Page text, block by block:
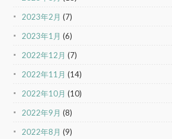
2023年2月 (7)
2023年1月 (6)
2022年12月 (7)
2022年11月 (14)
2022年10月 (10)
2022年9月 (8)
2022年8月 (9)